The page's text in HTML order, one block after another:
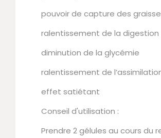
pouvoir de capture des
ralentissement de la digestion
diminution de la glycémie
ralentissement de
effet satiétant
Conseil d'utilisation :
Prendre 2 gélules au cours du